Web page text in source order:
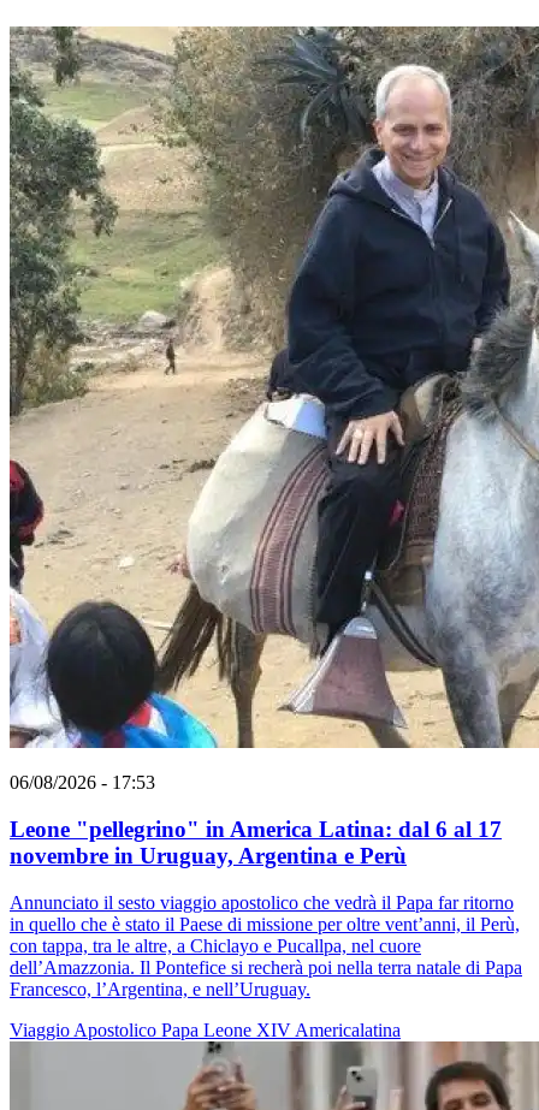
06/08/2026 - 17:53
Leone "pellegrino" in America Latina: dal 6 al 17
novembre in Uruguay, Argentina e Perù
Annunciato il sesto viaggio apostolico che vedrà il Papa far ritorno
in quello che è stato il Paese di missione per oltre vent’anni, il Perù,
con tappa, tra le altre, a Chiclayo e Pucallpa, nel cuore
dell’Amazzonia. Il Pontefice si recherà poi nella terra natale di Papa
Francesco, l’Argentina, e nell’Uruguay.
Viaggio Apostolico Papa Leone XIV Americalatina